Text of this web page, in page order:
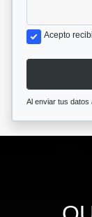
Acepto
Al enviar tus datos